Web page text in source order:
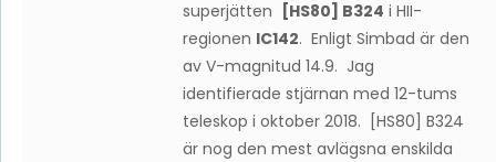
superjätten
[HS80] B324 i HII-
regionen IC142. Enligt Simbad är den
av V-magnitud 14.9. Jag
identifierade stjärnan med 12-tums
teleskop i oktober 2018. [HS80] B324
är nog den mest avlägsna enskilda